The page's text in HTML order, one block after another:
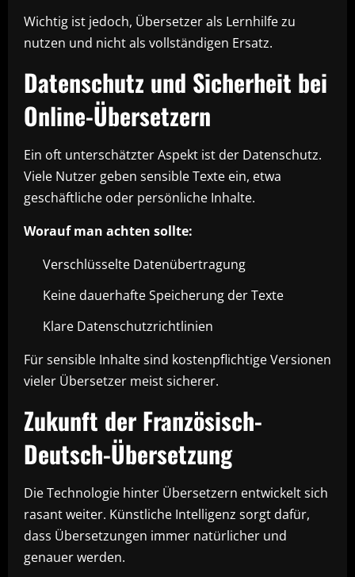
Wichtig ist jedoch, Übersetzer als Lernhilfe zu
nutzen und nicht als vollständigen Ersatz.
Datenschutz und Sicherheit bei
Online-Übersetzern
Ein oft unterschätzter Aspekt ist der Datenschutz.
Viele Nutzer geben sensible Texte ein, etwa
geschäftliche oder persönliche Inhalte.
Worauf man achten sollte:
Verschlüsselte Datenübertragung
Keine dauerhafte Speicherung der Texte
Klare Datenschutzrichtlinien
Für sensible Inhalte sind kostenpflichtige Versionen
vieler Übersetzer meist sicherer.
Zukunft der Französisch-
Deutsch-Übersetzung
Die Technologie hinter Übersetzern entwickelt sich
rasant weiter. Künstliche Intelligenz sorgt dafür,
dass Übersetzungen immer natürlicher und
genauer werden.